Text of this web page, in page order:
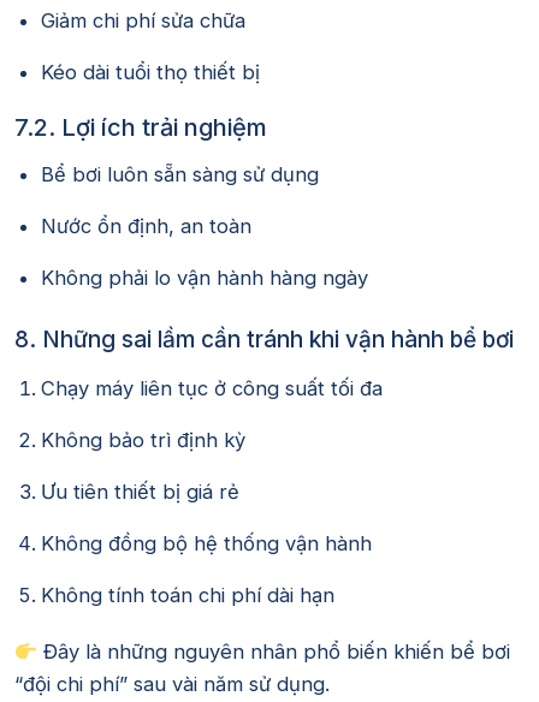
Giảm chi phí sửa chữa
Kéo dài tuổi thọ thiết bị
7.2. Lợi ích trải nghiệm
Bể bơi luôn sẵn sàng sử dụng
Nước ổn định, an toàn
Không phải lo vận hành hàng ngày
8. Những sai lầm cần tránh khi vận hành bể bơi
Chạy máy liên tục ở công suất tối đa
Không bảo trì định kỳ
Ưu tiên thiết bị giá rẻ
Không đồng bộ hệ thống vận hành
Không tính toán chi phí dài hạn
Đây là những nguyên nhân phổ biến khiến bể bơi
“đội chi phí” sau vài năm sử dụng.